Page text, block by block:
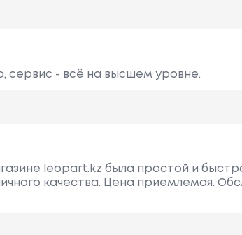
сервис - всё на высшем уровне.
leopart.kz была простой и
качества. Цена приемлемая.